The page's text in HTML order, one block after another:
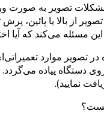
تصویر به صورت
از بالا يا
می‌کند که آیا
تصویر موارد
دستگاه پیاده
نمایید).